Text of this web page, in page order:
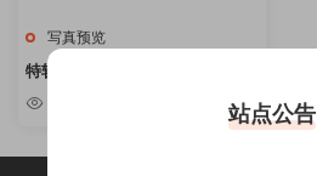
写真预览
特软儿Sona – 巫女
站点公告